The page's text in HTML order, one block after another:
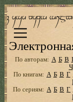
По авторам: А Б В
Ч
По книгам: А Б В Г
По сериям: А Б В Г